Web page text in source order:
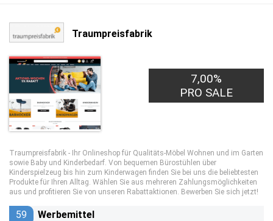
Traumpreisfabrik
7,00%
PRO SALE
Traumpreisfabrik - Ihr Onlineshop für Qualitäts-Möbel Wohnen und im Garten
sowie Baby und Kinderbedarf. Von bequemen Bürostühlen über
Kinderspielzeug bis hin zum Kinderwagen finden Sie bei uns die beliebtesten
Produkte für Ihren Alltag. Wählen Sie aus mehreren Zahlungsmöglichkeiten
aus und profitieren Sie von unseren Rabattaktionen. Bewerben Sie sich jetzt!
59 Werbemittel